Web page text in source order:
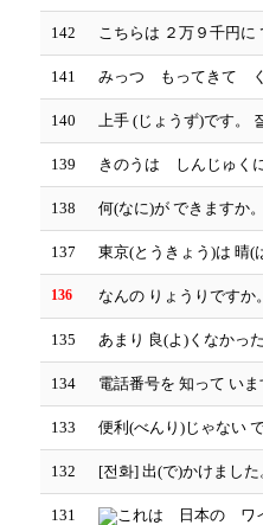
142 こちらは ２万９千円に
141 みっつ もってきて く
140 上手 (じょうず)です。
139 きのうは しんじゅく
138 何(なに)が できますか
137 東京(とうきょう)は 晴(
136 なんの りょうりですか
135 あまり 良(よ)くなかっ
134 電話番号を 知って い
133 便利(べんり)じゃない
132 [전화] 出(で)かけまし
131 これは 日本の ワイ